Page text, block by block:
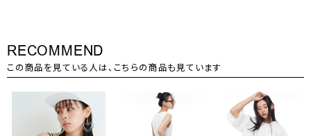
RECOMMEND
この商品を見ている人は、こちらの商品も見ています